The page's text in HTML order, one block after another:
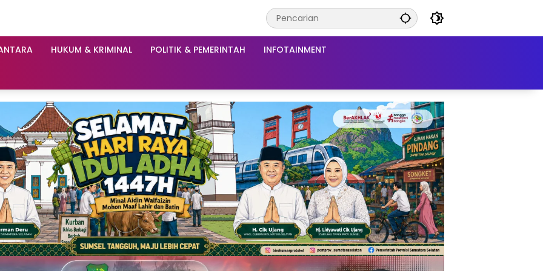
HUKUM & KRIMINAL POLITIK & PEMERINTAH INFOTAINMENT